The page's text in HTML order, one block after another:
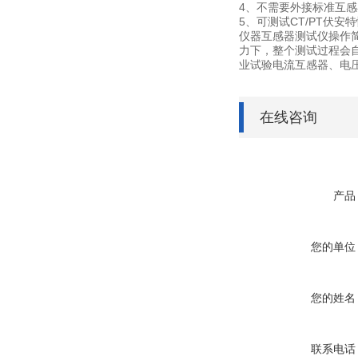
4、不需要外接标准互
5、可测试CT/PT伏安
仪器互感器测试仪操作
力下，整个测试过程会
业试验电流互感器、电
在线咨询
产品
您的单位
您的姓名
联系电话